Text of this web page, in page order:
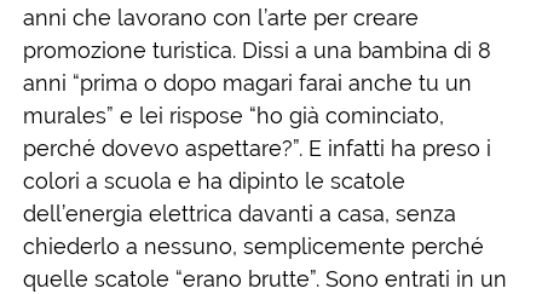
anni che lavorano con l’arte per creare
promozione turistica. Dissi a una bambina di 8
anni “prima o dopo magari farai anche tu un
murales” e lei rispose “ho già cominciato,
perché dovevo aspettare?”. E infatti ha preso i
colori a scuola e ha dipinto le scatole
dell’energia elettrica davanti a casa, senza
chiederlo a nessuno, semplicemente perché
quelle scatole “erano brutte”. Sono entrati in un